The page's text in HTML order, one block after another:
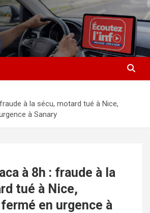
à la sécu, motard tué à Nice,
à Sanary
à 8h : fraude à la
tué à Nice,
en urgence à